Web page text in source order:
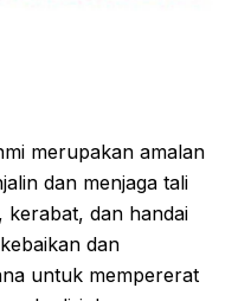
merupakan amalan
dan menjaga tali
kerabat, dan handai
dan
untuk mempererat